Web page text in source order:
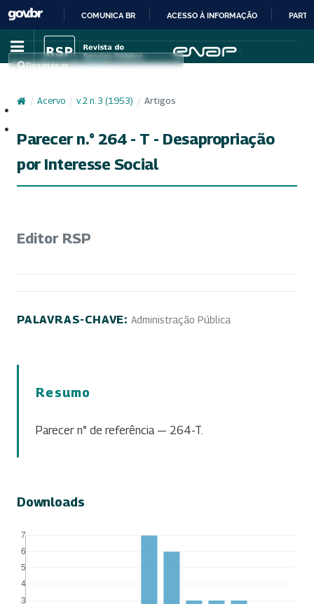
IR
PARA
CONTEÚDO
COMUNICA BR ACESSO À INFORMAÇÃO
Pesquisar
/ Acervo / v. 2 n. 3 (1953) / Artigos
Parecer n.° 264 - T - Desapropriação
por Interesse Social
Editor RSP
PALAVRAS-CHAVE: Administração Pública
Resumo
Parecer n° de referência — 264-T.
Downloads